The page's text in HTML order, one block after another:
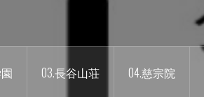
03.長谷山荘 04.慈宗院